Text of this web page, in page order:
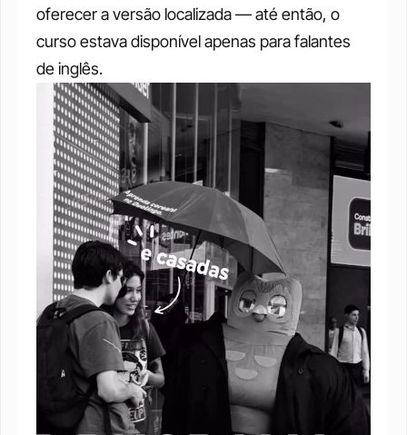
oferecer a versão localizada — até então, o
curso estava disponível apenas para falantes
de inglês.